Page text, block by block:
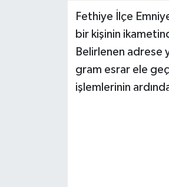
Fethiye İlçe
bir kişinin
Belirlenen adrese
gram esrar ele
işlemlerinin